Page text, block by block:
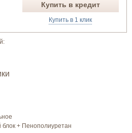
Купить в кредит
Купить в 1 клик
+ Пенополиуретан